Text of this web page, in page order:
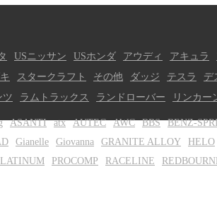
USニッサン USホンダ アウディ アキュラ
スタークラフト その他 ダッジ テスラ デ
ツ
ラムトラックス ランドローバー リンカー
ASANTI atx AUTEC AWC BBS BENZ-
Gianelle Giovanna GRANITE ALLOY HELO
PROCOMP RACELINE